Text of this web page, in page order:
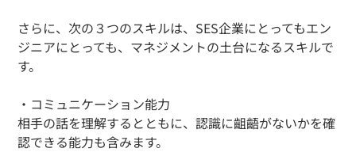
さらに、次の３つのスキルは、SES企業にとってもエン
ジニアにとっても、マネジメントの土台になるスキルで
す。
・コミュニケーション能力
相手の話を理解するとともに、認識に齟齬がないかを確
認できる能力も含みます。